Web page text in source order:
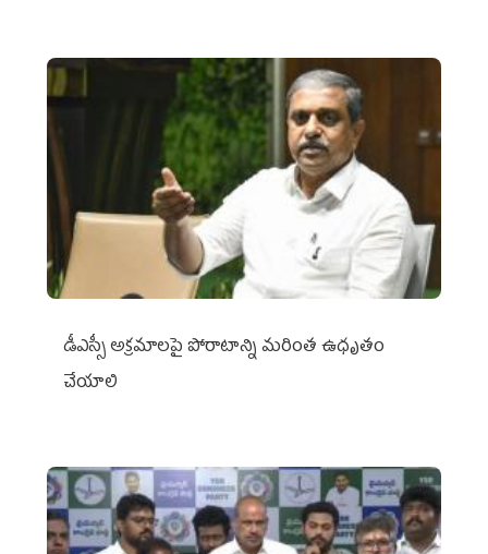
డీఎస్సీ అక్రమాలపై పోరాటాన్ని మరింత ఉధృతం
చేయాలి